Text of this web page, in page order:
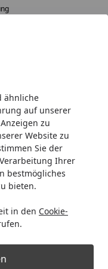
ähnliche
auf unserer
zu
Website zu
Sie der
Ihrer
bestmögliches
bieten.
in den Cookie-